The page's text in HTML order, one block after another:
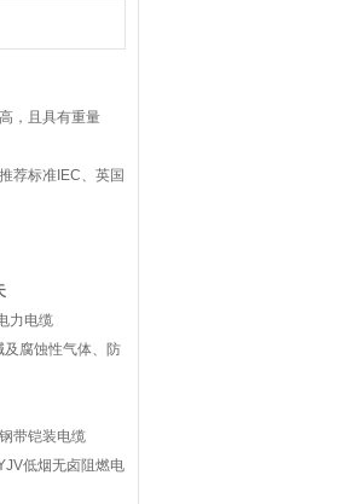
，且具有重量
荐标准IEC、英国
力电缆
腐蚀性气体、防
带铠装电缆
低烟无卤阻燃电